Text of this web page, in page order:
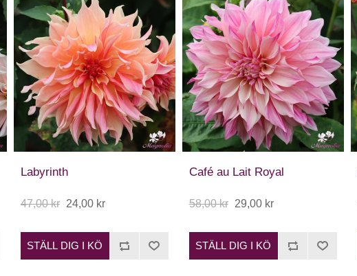
Labyrinth
47,00 kr 24,00 kr
STÄLL DIG I KÖ
Café au Lait Royal
58,00 kr 29,00 kr
STÄLL DIG I KÖ